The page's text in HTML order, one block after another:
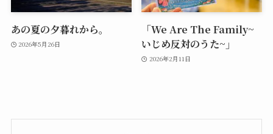
あの夏の夕暮れから。
2026年5月26日
「We Are The Family~
いじめ反対のうた~」
2026年2月11日